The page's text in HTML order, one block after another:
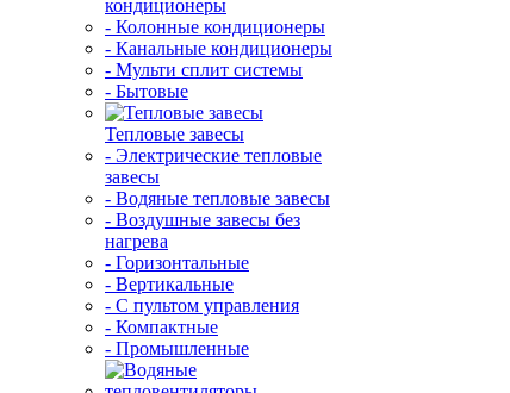
кондиционеры
- Колонные кондиционеры
- Канальные кондиционеры
- Мульти сплит системы
- Бытовые
Тепловые завесы
- Электрические тепловые
завесы
- Водяные тепловые завесы
- Воздушные завесы без
нагрева
- Горизонтальные
- Вертикальные
- С пультом управления
- Компактные
- Промышленные